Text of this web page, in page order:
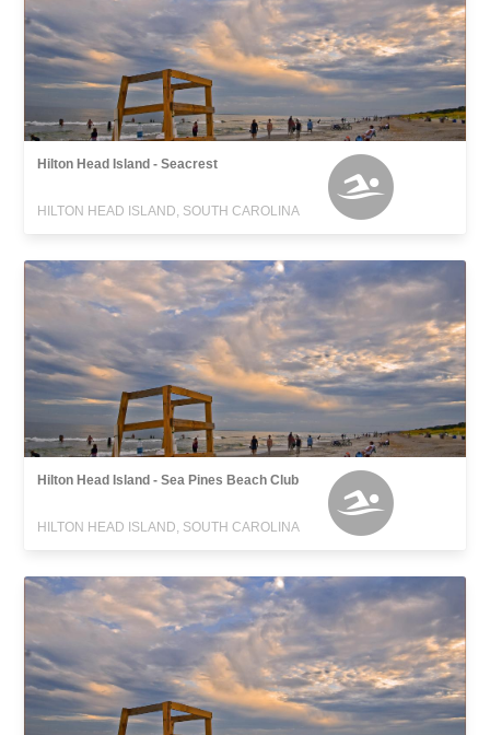
Hilton Head Island - Seacrest
HILTON HEAD ISLAND, SOUTH CAROLINA
Hilton Head Island - Sea Pines Beach Club
HILTON HEAD ISLAND, SOUTH CAROLINA